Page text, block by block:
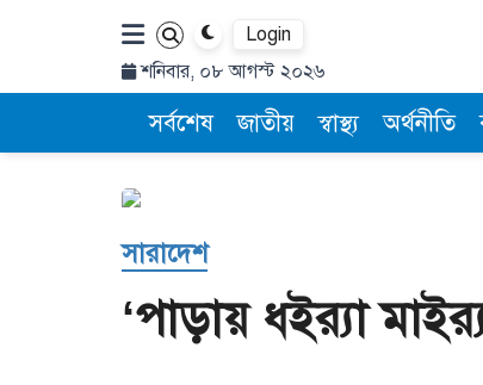
Login
শনিবার, ০৮ আগস্ট ২০২৬
সর্বশেষ জাতীয় স্বাস্থ্য অর্থনীতি
সারাদেশ
‘পাড়ায় ধইর‍্যা